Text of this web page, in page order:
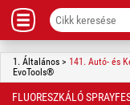
1. Általános > 141. Autó- és
EvoTools®
FLUORESZKÁLÓ